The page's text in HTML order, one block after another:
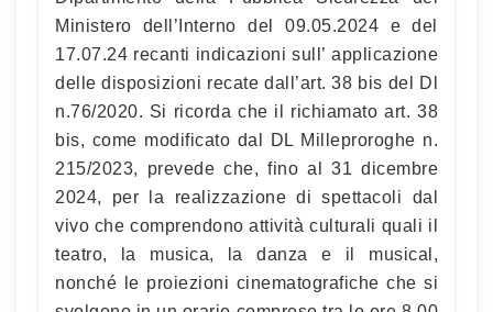
Ministero dell’Interno del 09.05.2024 e del
17.07.24 recanti indicazioni sull’ applicazione
delle disposizioni recate dall’art. 38 bis del Dl
n.76/2020. Si ricorda che il richiamato art. 38
bis, come modificato dal DL Milleproroghe n.
215/2023, prevede che, fino al 31 dicembre
2024, per la realizzazione di spettacoli dal
vivo che comprendono attività culturali quali il
teatro, la musica, la danza e il musical,
nonché le proiezioni cinematografiche che si